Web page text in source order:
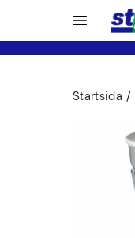
Startsida